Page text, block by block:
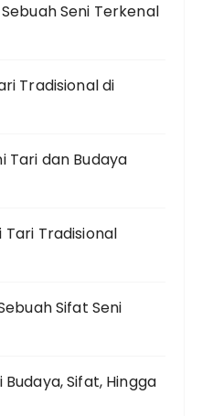
Seni Terkenal
Tradisional di
Tari dan Budaya
Tradisional
Sifat Seni
Sifat, Hingga